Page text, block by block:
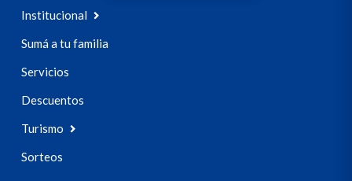
Institucional
Sumá a tu familia
Servicios
Descuentos
Turismo
Sorteos